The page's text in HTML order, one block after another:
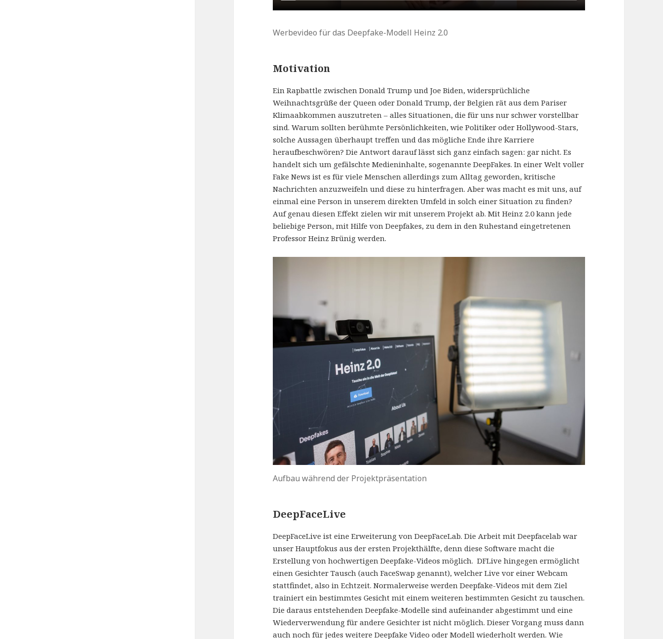
Werbevideo für das Deepfake-Modell Heinz 2.0
Motivation
Ein Rapbattle zwischen Donald Trump und Joe Biden, widersprüchliche
Weihnachtsgrüße der Queen oder Donald Trump, der Belgien rät aus dem Pariser
Klimaabkommen auszutreten – alles Situationen, die für uns nur schwer vorstellbar
sind. Warum sollten berühmte Persönlichkeiten, wie Politiker oder Hollywood-Stars,
solche Aussagen überhaupt treffen und das mögliche Ende ihre Karriere
heraufbeschwören? Die Antwort darauf lässt sich ganz einfach sagen: gar nicht. Es
handelt sich um gefälschte Medieninhalte, sogenannte DeepFakes. In einer Welt voller
Fake News ist es für viele Menschen allerdings zum Alltag geworden, kritische
Nachrichten anzuzweifeln und diese zu hinterfragen. Aber was macht es mit uns, auf
einmal eine Person in unserem direkten Umfeld in solch einer Situation zu finden?
Auf genau diesen Effekt zielen wir mit unserem Projekt ab. Mit Heinz 2.0 kann jede
beliebige Person, mit Hilfe von Deepfakes, zu dem in den Ruhestand eingetretenen
Professor Heinz Brünig werden.
Aufbau während der Projektpräsentation
DeepFaceLive
DeepFaceLive ist eine Erweiterung von DeepFaceLab. Die Arbeit mit Deepfacelab war
unser Hauptfokus aus der ersten Projekthälfte, denn diese Software macht die
Erstellung von hochwertigen Deepfake-Videos möglich. DFLive hingegen ermöglicht
einen Gesichter Tausch (auch FaceSwap genannt), welcher Live vor einer Webcam
stattfindet, also in Echtzeit. Normalerweise werden Deepfake-Videos mit dem Ziel
trainiert ein bestimmtes Gesicht mit einem weiteren bestimmten Gesicht zu tauschen.
Die daraus entstehenden Deepfake-Modelle sind aufeinander abgestimmt und eine
Wiederverwendung für andere Gesichter ist nicht möglich. Dieser Vorgang muss dann
auch noch für jedes weitere Deepfake Video oder Modell wiederholt werden. Wie